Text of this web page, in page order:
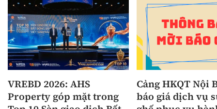
VREBD 2026: AHS
Property góp mặt trong
Cảng HKQT Nội
báo giá dịch vụ